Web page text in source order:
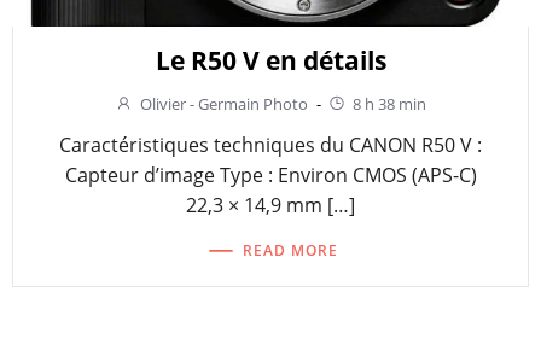
Le R50 V en détails
Olivier - Germain Photo - 8 h 38 min
Caractéristiques techniques du CANON R50 V :
Capteur d’image Type : Environ CMOS (APS-C)
22,3 × 14,9 mm […]
READ MORE